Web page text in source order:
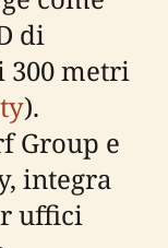
di
300 metri
).
Group e
integra
uffici